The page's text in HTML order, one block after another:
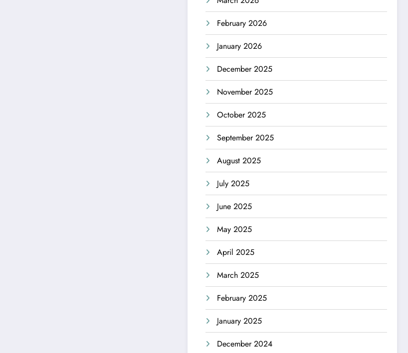
February 2026
January 2026
December 2025
November 2025
October 2025
September 2025
August 2025
July 2025
June 2025
May 2025
April 2025
March 2025
February 2025
January 2025
December 2024